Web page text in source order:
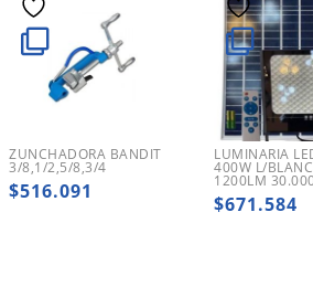
ZUNCHADORA BANDIT
3/8,1/2,5/8,3/4
$516.091
LUMINARIA
400W L/
1200LM
$671.584